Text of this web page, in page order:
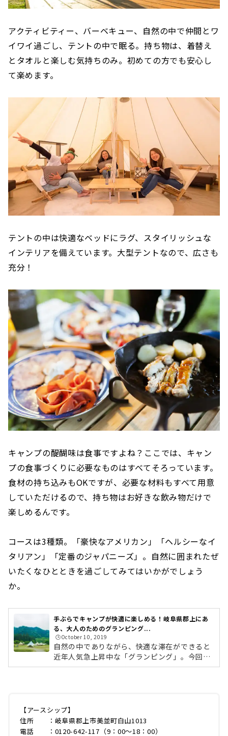
アクティビティー、バーベキュー、自然の中で仲間とワ
イワイ過ごし、テントの中で眠る。持ち物は、着替え
とタオルと楽しむ気持ちのみ。初めての方でも安心し
て楽めます。
テントの中は快適なベッドにラグ、スタイリッシュな
インテリアを備えています。大型テントなので、広さも
充分！
キャンプの醍醐味は食事ですよね？ここでは、キャン
プの食事づくりに必要なものはすべてそろっています。
食材の持ち込みもOKですが、必要な材料もすべて用意
していただけるので、持ち物はお好きな飲み物だけで
楽しめるんです。
コースは3種類。「豪快なアメリカン」「ヘルシーなイ
タリアン」「定番のジャパニーズ」。自然に囲まれたぜ
いたくなひとときを過ごしてみてはいかがでしょう
か。
手ぶらでキャンプが快適に楽しめる！岐阜県郡上にあ
る、大人のためのグランピング...
🕒️October 10, 2019
自然の中でありながら、快適な滞在ができると
近年人気急上昇中な「グランピング」。今回ご
紹介するのは、岐阜県郡上市にある「EARTH S
る施設です。名古屋市内から約50分とアクセス
も良く、手ぶらでアウトドアが楽しめるとあっ
て若い女性たちからも人気！また、同エリアで
【アースシップ】
住所 ：岐阜県郡上市美並町白山1013
電話 ：0120-642-117（9：00〜18：00）